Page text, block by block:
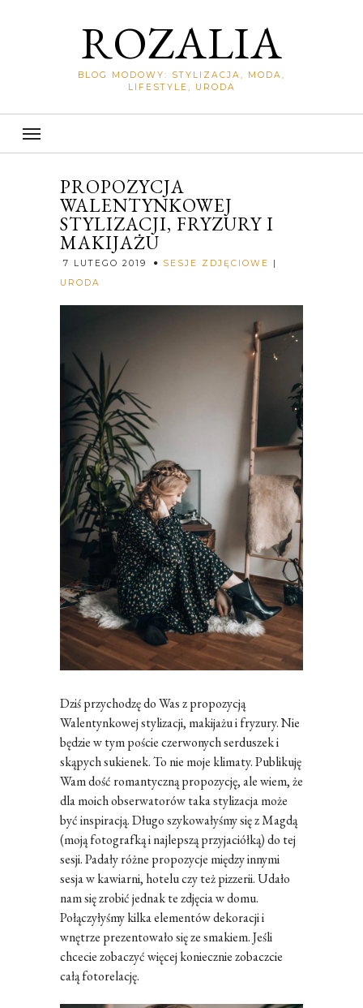
ROZALIA
BLOG MODOWY: STYLIZACJA, MODA,
LIFESTYLE, URODA
PROPOZYCJA
WALENTYNKOWEJ
STYLIZACJI, FRYZURY I
MAKIJAŻU
7 LUTEGO 2019 SESJE ZDJĘCIOWE
|
URODA
Dziś przychodzę do Was z propozycją
Walentynkowej stylizacji, makijażu i fryzury. Nie
będzie w tym poście czerwonych serduszek i
skąpych sukienek. To nie moje klimaty. Publikuję
Wam dość romantyczną propozycję, ale wiem, że
dla moich obserwatorów taka stylizacja może
być inspiracją. Długo szykowałyśmy się z Magdą
(moją fotografką i najlepszą przyjaciółką) do tej
sesji. Padały różne propozycje między innymi
sesja w kawiarni, hotelu czy też pizzerii. Udało
nam się zrobić jednak te zdjęcia w domu.
Połączyłyśmy kilka elementów dekoracji i
wnętrze prezentowało się ze smakiem. Jeśli
chcecie zobaczyć więcej koniecznie zobaczcie
całą fotorelację.